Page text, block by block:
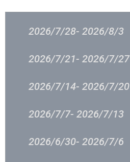
2026/7/28- 2026/8/3
2026/7/21- 2026/7/27
2026/7/14- 2026/7/20
2026/7/7- 2026/7/13
2026/6/30- 2026/7/6